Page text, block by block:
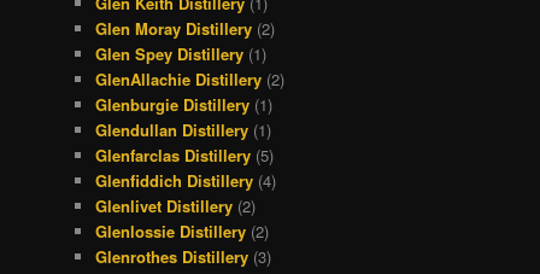
Glen Moray Distillery (2)
Glen Spey Distillery (1)
GlenAllachie Distillery (2)
Glenburgie Distillery (1)
Glendullan Distillery (1)
Glenfarclas Distillery (5)
Glenfiddich Distillery (4)
Glenlivet Distillery (2)
Glenlossie Distillery (2)
Glenrothes Distillery (3)